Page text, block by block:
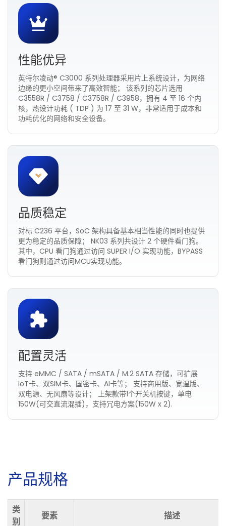
性能优异
英特尔凌动® C3000 系列处理器采用片上系统设计，为网络
边缘的更小空间带来了高效智能； 该系列的芯片选用
C3558R / C3758 / C3758R / C3958，拥有 4 至 16 个内
核，热设计功耗 ( TDP ) 为 17 至 31 W，非常适用于成本和
功耗优化的网络和安全设备。
品质稳定
对标 C236 平台，SoC 架构具备基本相当性能的同时也提供
更为稳定的品质保障； NK03 系列共设计 2 个硬件看门狗。
其中，CPU 看门狗通过访问 SUPER I/O 实现功能，BYPASS
看门狗则通过访问MCU实现功能。
配置灵活
支持 eMMC / SATA / mSATA / M.2 SATA 存储，可扩展
IoT卡、双SIM卡、国密卡、AI卡等； 支持商用版、宽温版、
双电源、无风扇等设计； 上架款带1个开关机按键，单电
150W(可交直流混插)，支持冗电方案(150W x 2).
产品规格
类
别
要素 描述